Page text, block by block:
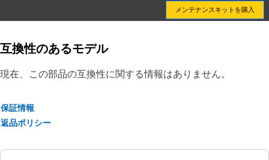
メンテナンスキットを購入
互換性のあるモデル
現在、この部品の互換性に関する情報はありません。
保証情報
返品ポリシー